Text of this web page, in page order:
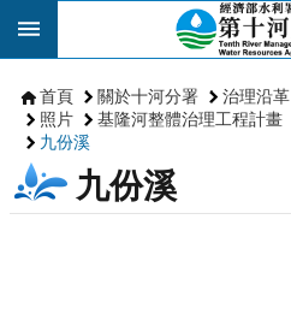
跳到主要內容區塊
首頁 關於十河分署 治理沿革
照片
基隆河整體治理工程計畫
九份溪
九份溪